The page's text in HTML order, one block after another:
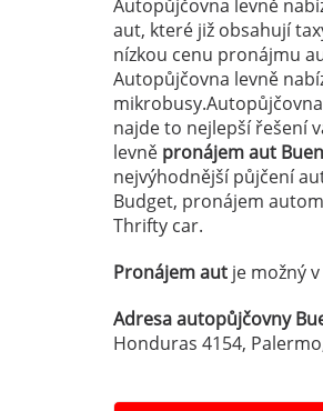
Autopůjčovna levně
aut, které již obsahují
nízkou cenu pronájmu
Autopůjčovna levně
najde to nejlepší řešení
levně pronájem aut
nejvýhodnější půjčení
Budget, pronájem
Thrifty car.
Pronájem aut je možný
Adresa autopůjčovny
Honduras 4154,